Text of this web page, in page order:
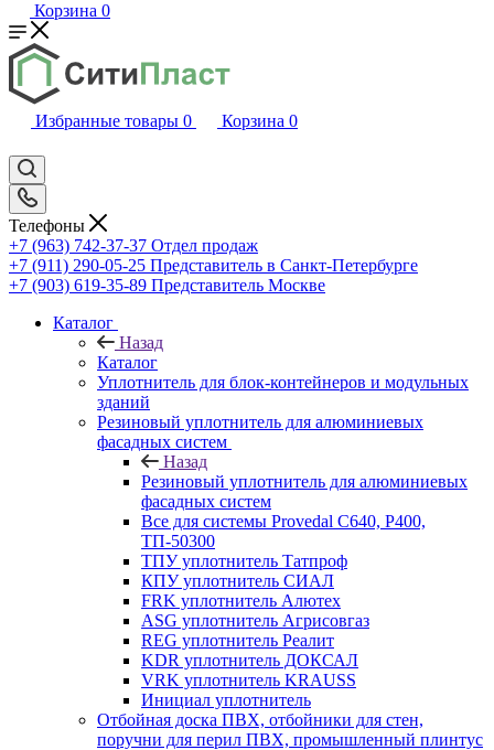
Корзина 0
Избранные товары 0 Корзина 0
Телефоны
+7 (963) 742-37-37 Отдел продаж
+7 (911) 290-05-25 Представитель в Санкт-Петербурге
+7 (903) 619-35-89 Представитель Москве
Каталог
Назад
Каталог
Уплотнитель для блок-контейнеров и модульных
зданий
Резиновый уплотнитель для алюминиевых
фасадных систем
Назад
Резиновый уплотнитель для алюминиевых
фасадных систем
Все для системы Provedal С640, Р400,
ТП-50300
ТПУ уплотнитель Татпроф
КПУ уплотнитель СИАЛ
FRK уплотнитель Алютех
ASG уплотнитель Агрисовгаз
REG уплотнитель Реалит
KDR уплотнитель ДОКСАЛ
VRK уплотнитель KRAUSS
Инициал уплотнитель
Отбойная доска ПВХ, отбойники для стен,
поручни для перил ПВХ, промышленный плинтус